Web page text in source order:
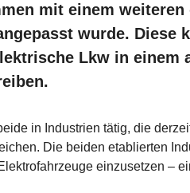
mit einem
wurde. Diese
Lkw in einem
in Industrien tätig, die
Die beiden etablierten
einzusetzen –